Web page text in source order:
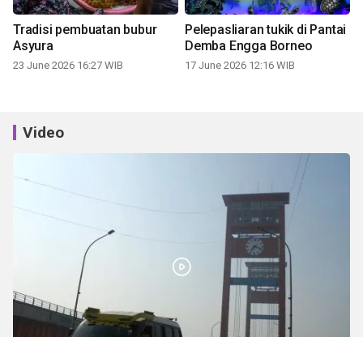
Tradisi pembuatan bubur
Asyura
23 June 2026 16:27 WIB
Pelepasliaran tukik di Pantai
Demba Engga Borneo
17 June 2026 12:16 WIB
Video